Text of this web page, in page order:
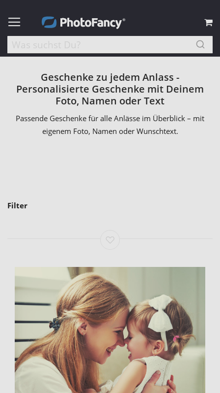
Geschenke zu jedem Anlass -
Personalisierte Geschenke mit Deinem
Foto, Namen oder Text
Passende Geschenke für alle Anlässe im Überblick – mit
eigenem Foto, Namen oder Wunschtext.
Filter